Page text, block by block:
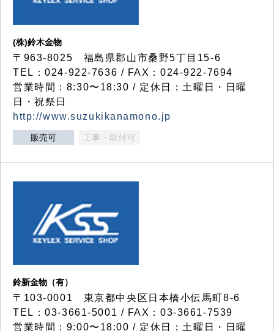
(株)鈴木金物
〒963-8025 福島県郡山市桑野5丁目15-6
TEL：024-922-7636 / FAX：024-922-7694
営業時間：8:30〜18:30 / 定休日：土曜日・日曜
日・祝祭日
http://www.suzukikanamono.jp
販売可 工事・取付可
鈴新金物（有）
〒103-0001 東京都中央区日本橋小伝馬町8-6
TEL：03-3661-5001 / FAX：03-3661-7539
営業時間：9:00〜18:00 / 定休日：土曜日・日曜